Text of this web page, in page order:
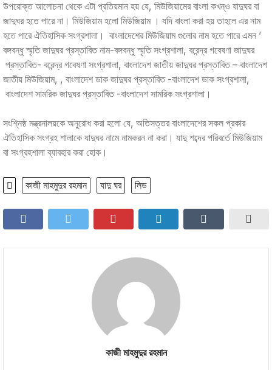
উপরোক্ত আলোচনা থেকে এটা প্রতিয়মান হয় যে, মিউজিয়ামের বাংলা কখন্ও যাদুঘর বা
জাদুঘর হতে পারে না। মিউজিয়াম হলো মিউজিয়াম । যদি বাংলা করা হয় তাহলে এর নাম
হতে পারে ঐতিহাসিক সংগ্রশালা। বাংলাদেশের মিউজিয়াম গুলোর নাম হতে পারে এমন ’
বঙ্গবন্ধু স্মৃতি জাদুঘর প্রস্তাবিত নাম-বঙ্গবন্ধু স্মৃতি সংগ্রশালা, বরেন্দ্র গবেষণা জাদুঘর
প্রস্তাবিত- বরেন্দ্র গবেষণা সংগ্রশালা, বাংলাদেশ জাতীয় জাদুঘর প্রস্তাবিত – বাংলাদেশ
জাতীয় মিউজিয়াম, , বাংলাদেশ ডাক জাদুঘর প্রস্তাবিত -বাংলাদেশ ডাক সংগ্রশালা,
বাংলাদেশ সামরিক জাদুঘর প্রস্তাবিত -বাংলাদেশ সামরিক সংগ্রশালা।
সংশ্নিষ্ঠ মন্ত্রনালয়কে অনুরোধ করা হলো যে, অতিসত্তর বাংলাদেশের সকল প্রকার
ঐতিহাসিক সংগ্রহ শালাকে যাদুঘর নামে নামকরন না করা। যাদু শব্দের পরিবর্তে মিউজিয়াম
বা সংগ্রহশালা ব্যাবহার করা হোক।
কাজী মাহমুদুর রহমান যাদু ঘর লিড
কাজী মাহমুদুর রহমান